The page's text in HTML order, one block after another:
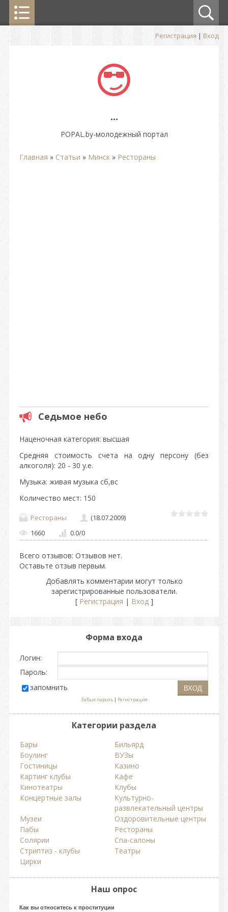
Регистрация | Вход
...
POPAL.by-молодежный портал
Главная » Статьи » Минск » Рестораны
Седьмое небо
Наценочная категория: высшая
Средняя стоимость счета на одну персону (без
алкоголя): 20 - 30 у.е.
Музыка: живая музыка сб,вс
Количество мест: 150
Рестораны
(18.07.2009)
1660
0.0/0
Всего отзывов: Отзывов нет.
Оставьте отзыв первым.
Добавлять комментарии могут только
зарегистрированные пользователи.
[ Регистрация | Вход]
Форма входа
Логин:
Пароль:
запомнить
Забыл пароль| Регистрация
Категории раздела
Бары
Бильярд
Боулинг
ВУЗы
Гостиницы
Казино
Картинг клубы
Кафе
Кинотеатры
Клубы
Концертные залы
Культурно-
развлекательный центры
Музеи
Оздоровительные центры
Пабы
Рестораны
Солярии
Спа-салоны
Стриптиз - клубы
Театры
Цирки
Наш опрос
Как вы относитесь к проституции